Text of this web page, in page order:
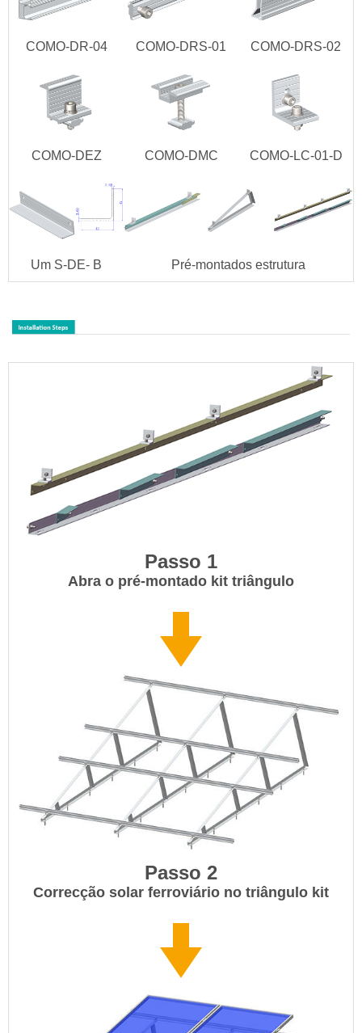
COMO-DR-04 COMO-DRS-01 COMO-DRS-02
COMO-DEZ COMO-DMC COMO-LC-01-D
Um S-DE- B Pré-montados estrutura
Passo 1
Abra o pré-montado kit triângulo
Passo 2
Correcção solar ferroviário no triângulo kit